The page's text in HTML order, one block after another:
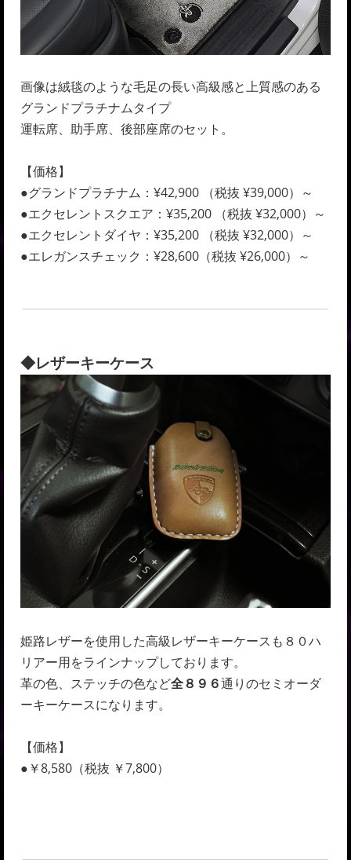
画像は絨毯のような毛足の長い高級感と上質感のある
グランドプラチナムタイプ
運転席、助手席、後部座席のセット。
【価格】
●グランドプラチナム：¥42,900 （税抜 ¥39,000）～
●エクセレントスクエア：¥35,200 （税抜 ¥32,000）～
●エクセレントダイヤ：¥35,200 （税抜 ¥32,000）～
●エレガンスチェック：¥28,600（税抜 ¥26,000）～
◆レザーキーケース
姫路レザーを使用した高級レザーキーケースも８０ハ
リアー用をラインナップしております。
革の色、ステッチの色など全８９６通りのセミオーダ
ーキーケースになります。
【価格】
●￥8,580（税抜 ￥7,800）